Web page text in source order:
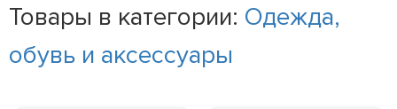
Товары в категории: Одежда,
обувь и аксессуары